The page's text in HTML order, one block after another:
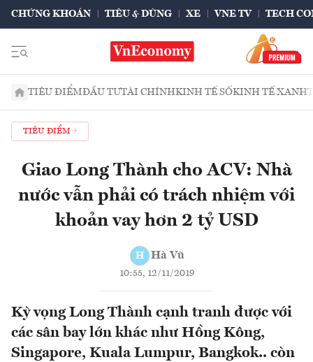
CHỨNG KHOÁN TIÊU & DÙNG XE VNE TV TECH
TIÊU ĐIỂMĐẦU TƯTÀI CHÍNHKINH TẾ SỐKINH TẾ XANH
TIÊU ĐIỂM
Giao Long Thành cho ACV: Nhà
nước vẫn phải có trách nhiệm với
khoản vay hơn 2 tỷ USD
H Hà Vũ
10:55, 12/11/2019
Kỳ vọng Long Thành cạnh tranh được với
các sân bay lớn khác như Hồng Kông,
Singapore, Kuala Lumpur, Bangkok.. còn